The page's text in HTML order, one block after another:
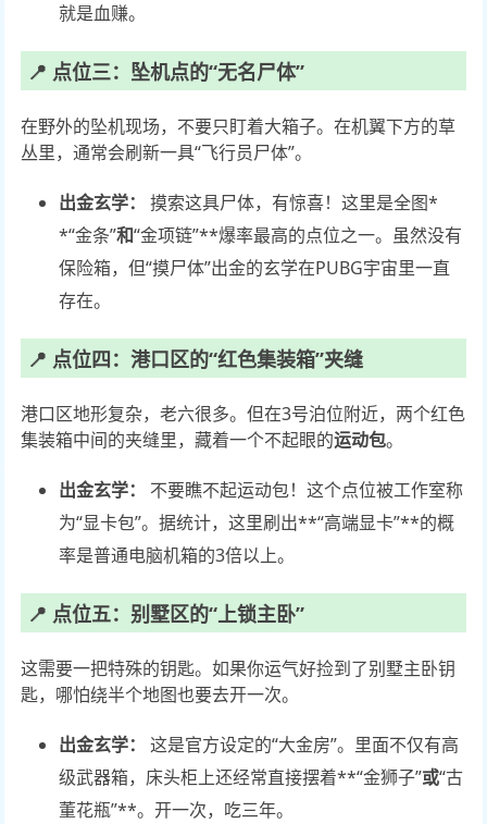
就是血赚。
📍 点位三：坠机点的“无名尸体”
在野外的坠机现场，不要只盯着大箱子。在机翼下方的草
丛里，通常会刷新一具“飞行员尸体”。
出金玄学：
摸索这具尸体，有惊喜！这里是全图*
*“金条”和“金项链”**爆率最高的点位之一。虽然没有
保险箱，但“摸尸体”出金的玄学在PUBG宇宙里一直
存在。
📍 点位四：港口区的“红色集装箱”夹缝
港口区地形复杂，老六很多。但在3号泊位附近，两个红色
集装箱中间的夹缝里，藏着一个不起眼的运动包。
出金玄学：
不要瞧不起运动包！这个点位被工作室称
为“显卡包”。据统计，这里刷出**“高端显卡”**的概
率是普通电脑机箱的3倍以上。
📍 点位五：别墅区的“上锁主卧”
这需要一把特殊的钥匙。如果你运气好捡到了别墅主卧钥
匙，哪怕绕半个地图也要去开一次。
出金玄学：
这是官方设定的“大金房”。里面不仅有高
级武器箱，床头柜上还经常直接摆着**“金狮子”或“古
董花瓶”**。开一次，吃三年。